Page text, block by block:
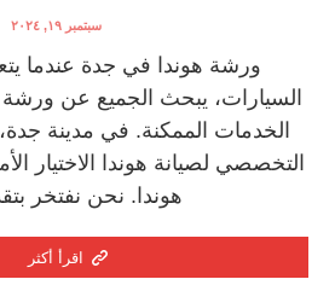
سبتمبر ١٩, ٢٠٢٤
ورشة هوندا في جدة عندما
السيارات، يبحث الجميع عن
الخدمات الممكنة. في مدينة
التخصصي لصيانة هوندا الاختيار
هوندا. نحن نفتخر
اقرأ أكثر